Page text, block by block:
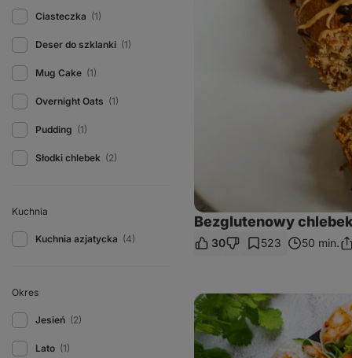
Ciasteczka (1)
Deser do szklanki (1)
Mug Cake (1)
Overnight Oats (1)
Pudding (1)
Słodki chlebek (2)
Kuchnia
Kuchnia azjatycka (4)
Okres
Jesień (2)
Lato (1)
Bezglutenowy
30 523 50 min.
Sajgonki
z
krewetkami